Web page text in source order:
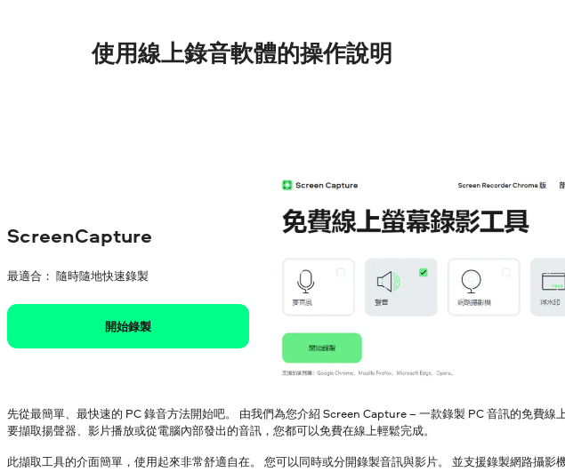
使用線上錄音軟體的操作說明
ScreenCapture
最適合： 隨時隨地快速錄製
開始錄製
先從最簡單、最快速的 PC 錄音方法開始吧。 由我們為您介紹 Screen Capture – 一款錄製 PC 音訊的免費線
要擷取揚聲器、影片播放或從電腦內部發出的音訊，您都可以免費在線上輕鬆完成。
此擷取工具的介面簡單，使用起來非常舒適自在。 您可以同時或分開錄製音訊與影片。 並支援錄製網路攝影機